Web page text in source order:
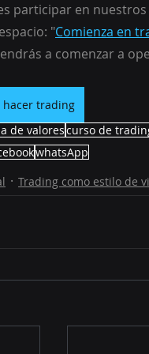
participar en
"Comienza en
a comenzar a
hacer trading
de valorescurso de
whatsApp
Trading como estilo de